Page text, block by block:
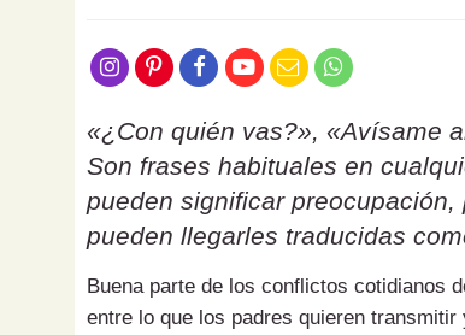
«¿Con quién vas?», «Avísame
Son frases habituales en
pueden significar
pueden llegarles traducidas
Buena parte de los conflictos cotidianos
entre lo que los padres quieren